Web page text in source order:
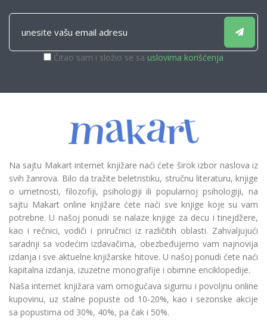
Čitao sam i složio se sa uslovima korišćenja
Na sajtu Makart internet knjižare naći ćete širok izbor naslova iz
svih žanrova. Bilo da tražite beletristiku, stručnu literaturu, knjige
o umetnosti, filozofiji, psihologiji ili popularnoj psihologiji, na
sajtu Makart online knjižare ćete naći sve knjige koje su vam
potrebne. U našoj ponudi se nalaze knjige za decu i tinejdžere,
kao i rečnici, vodiči i priručnici iz različitih oblasti. Zahvaljujući
saradnji sa vodećim izdavačima, obezbeđujemo vam najnovija
izdanja i sve aktuelne knjižarske hitove. U našoj ponudi ćete naći
kapitalna izdanja, izuzetne monografije i obimne enciklopedije.
Naša internet knjižara vam omogućava sigurnu i povoljnu online
kupovinu, uz stalne popuste od 10-20%, kao i sezonske akcije
sa popustima od 30%, 40%, pa čak i 50%.